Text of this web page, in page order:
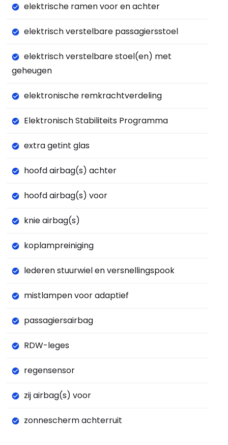
elektrische ramen voor en achter
elektrisch verstelbare passagiersstoel
elektrisch verstelbare stoel(en) met
geheugen
elektronische remkrachtverdeling
Elektronisch Stabiliteits Programma
extra getint glas
hoofd airbag(s) achter
hoofd airbag(s) voor
knie airbag(s)
koplampreiniging
lederen stuurwiel en versnellingspook
mistlampen voor adaptief
passagiersairbag
RDW-leges
regensensor
zij airbag(s) voor
zonnescherm achterruit